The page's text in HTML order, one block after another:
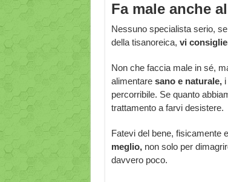
Fa male anche
Nessuno specialista serio,
della tisanoreica, vi
Non che faccia male in sé,
alimentare sano e naturale,
percorribile. Se quanto
trattamento a farvi desistere.
Fatevi del bene, fisicamente
meglio, non solo per
davvero poco.